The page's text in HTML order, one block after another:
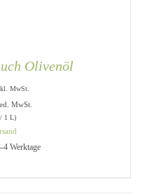
Olivenöl
MwSt.
MwSt.
/ 1 L)
4 Werktage